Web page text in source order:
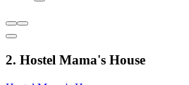
2. Hostel Mama's House